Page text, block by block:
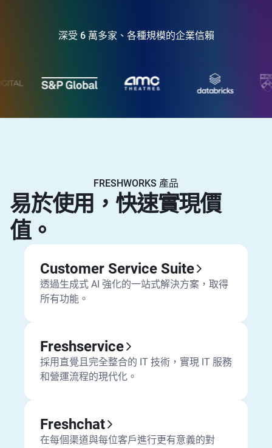
深受 6 萬多家、各種規模的企業信賴
FRESHWORKS 產品
易於使用，快速實現價
值。
Customer Service Suite
透過生成式 AI 強化的一站式解決方案，取得
所有功能。
Freshservice
採用直覺且完全整合的 IT 技術，實現 IT 服務
和營運流程的現代化。
Freshchat
在每個渠道與每位客戶進行更有意義的對